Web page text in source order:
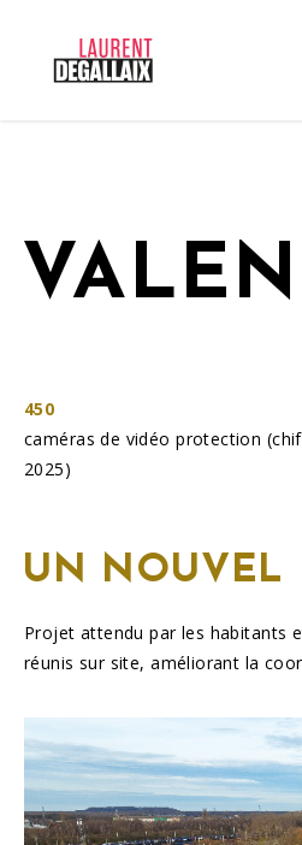
450
caméras de vidéo protection
2025)
UN NOUVEL
Projet attendu par les habitants
réunis sur site, améliorant la